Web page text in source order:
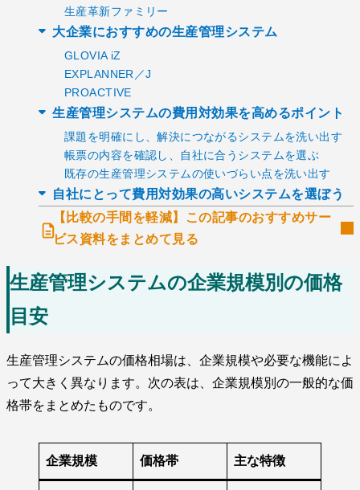
生産革新ファミリー
大企業におすすめの生産管理システム
GLOVIA iZ
EXPLANNER／J
PROACTIVE
生産管理システムの費用対効果を高めるポイント
課題を明確にし、解決につながるシステムを洗い出す
帳票の内容を確認し、自社に合うシステムを選ぶ
既存の生産管理システムの使いづらい点を洗い出す
自社にとって費用対効果の高いシステムを選ぼう
【比較の手間を軽減】この記事のおすすめサー
ビス資料をまとめて見る
生産管理システムの企業規模別の価格
目安
生産管理システムの価格相場は、企業規模や必要な機能によ
って大きく異なります。次の表は、企業規模別の一般的な価
格帯をまとめたものです。
企業規模 価格帯 主な特徴